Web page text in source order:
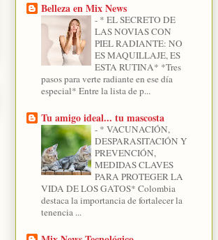
Belleza en Mix News
- * EL SECRETO DE
LAS NOVIAS CON
PIEL RADIANTE: NO
ES MAQUILLAJE, ES
ESTA RUTINA* *Tres
pasos para verte radiante en ese día
especial* Entre la lista de p...
Tu amigo ideal... tu mascosta
- * VACUNACIÓN,
DESPARASITACIÓN Y
PREVENCIÓN,
MEDIDAS CLAVES
PARA PROTEGER LA
VIDA DE LOS GATOS* Colombia
destaca la importancia de fortalecer la
tenencia ...